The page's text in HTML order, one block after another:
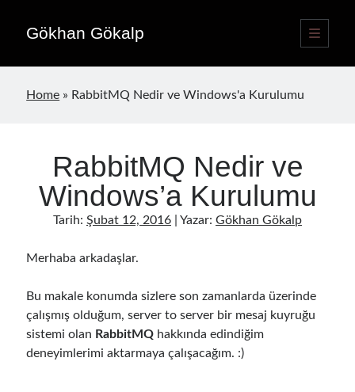
Gökhan Gökalp
ana
menüyü
Yan
Menü
Yayınlar
Home » RabbitMQ Nedir ve Windows'a Kurulumu
RabbitMQ Nedir ve
Windows’a Kurulumu
Tarih: Şubat 12, 2016 | Yazar: Gökhan Gökalp
Merhaba arkadaşlar.
Bu makale konumda sizlere son zamanlarda üzerinde
çalışmış olduğum, server to server bir mesaj kuyruğu
sistemi olan RabbitMQ hakkında edindiğim
deneyimlerimi aktarmaya çalışacağım. :)